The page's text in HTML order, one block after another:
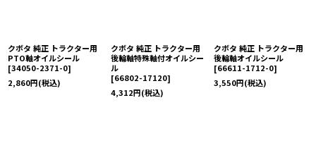
クボタ 純正 トラクター用
PTO軸オイルシール
[34050-2371-0]
2,860円(税込)
クボタ 純正 トラクター用
後輪軸特殊軸付オイルシー
ル
[66802-17120]
4,312円(税込)
クボタ 純正 トラクター用
後輪軸オイルシール
[66611-1712-0]
3,550円(税込)